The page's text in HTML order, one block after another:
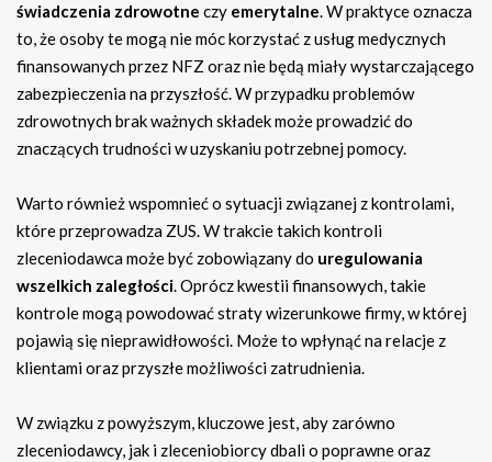
świadczenia zdrowotne czy emerytalne. W praktyce oznacza
to, że osoby te mogą nie móc korzystać z usług medycznych
finansowanych przez NFZ oraz nie będą miały wystarczającego
zabezpieczenia na przyszłość. W przypadku problemów
zdrowotnych brak ważnych składek może prowadzić do
znaczących trudności w uzyskaniu potrzebnej pomocy.
Warto również wspomnieć o sytuacji związanej z kontrolami,
które przeprowadza ZUS. W trakcie takich kontroli
zleceniodawca może być zobowiązany do uregulowania
wszelkich zaległości. Oprócz kwestii finansowych, takie
kontrole mogą powodować straty wizerunkowe firmy, w której
pojawią się nieprawidłowości. Może to wpłynąć na relacje z
klientami oraz przyszłe możliwości zatrudnienia.
W związku z powyższym, kluczowe jest, aby zarówno
zleceniodawcy, jak i zleceniobiorcy dbali o poprawne oraz